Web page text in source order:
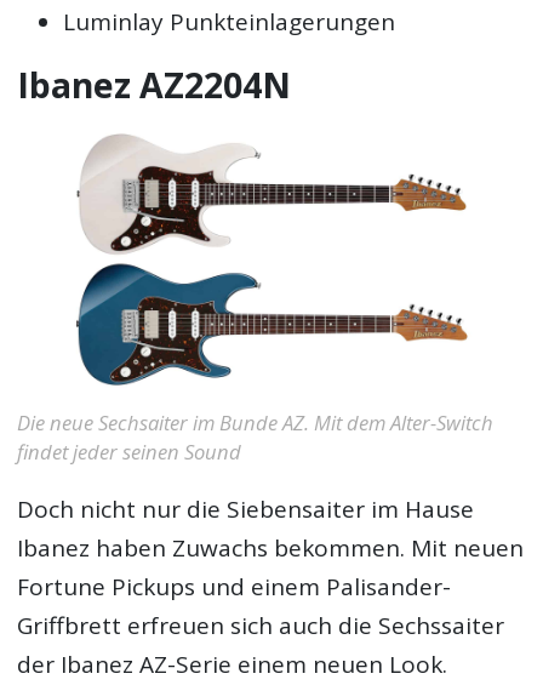
Luminlay Punkteinlagerungen
Ibanez AZ2204N
Die neue Sechsaiter im Bunde AZ. Mit dem Alter-Switch
findet jeder seinen Sound
Doch nicht nur die Siebensaiter im Hause
Ibanez haben Zuwachs bekommen. Mit neuen
Fortune Pickups und einem Palisander-
Griffbrett erfreuen sich auch die Sechssaiter
der Ibanez AZ-Serie einem neuen Look.